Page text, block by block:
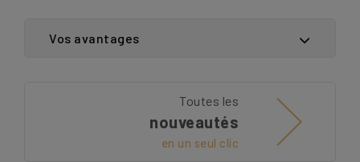
Vos avantages
Toutes les
nouveautés
en un seul clic